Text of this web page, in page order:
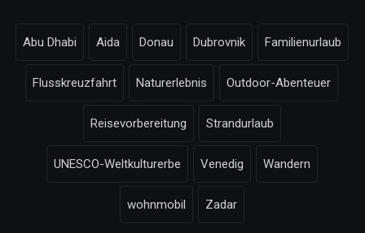
Abu Dhabi Aida Donau Dubrovnik Familienurlaub
Flusskreuzfahrt Naturerlebnis Outdoor-Abenteuer
Reisevorbereitung Strandurlaub
UNESCO-Weltkulturerbe Venedig Wandern
wohnmobil Zadar